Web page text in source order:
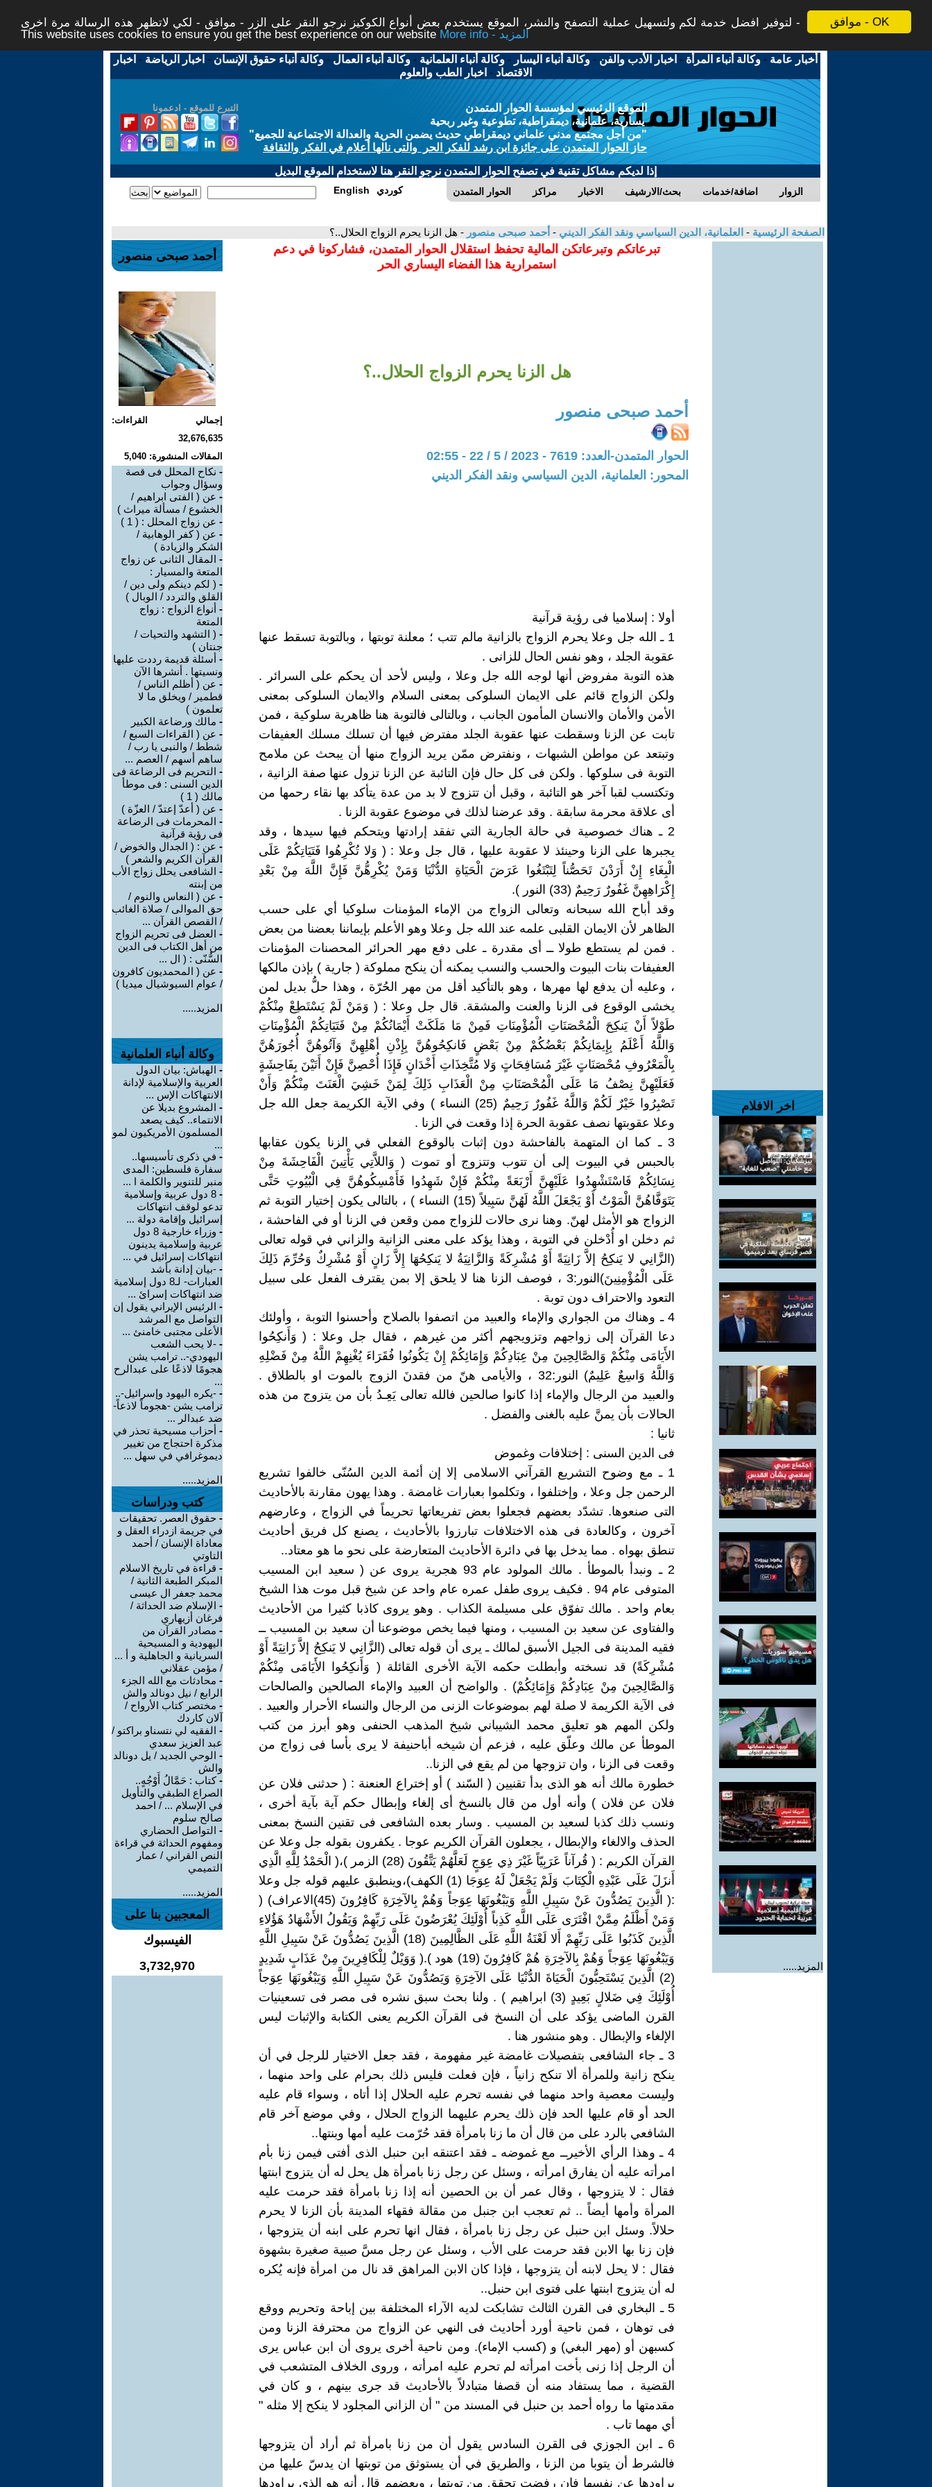
موافق - OK
لتوفير افضل خدمة لكم ولتسهيل عملية التصفح والنشر، الموقع يستخدم بعض أنواع الكوكيز نرجو النقر على الزر - موافق - لكي لاتظهر هذه الرسالة مرة اخرى -
This website uses cookies to ensure you get the best experience on our website
More info - المزيد
أخبار عامة -وكالة أنباء المرأة - اخبار الأدب والفن -وكالة أنباء اليسار -وكالة أنباء العلمانية -وكالة أنباء العمال -وكالة أنباء حقوق الإنسان - اخبار الرياضة - اخبار
الاقتصاد - اخبار الطب والعلوم
التبرع للموقع - ادعمونا
الموقع الرئيسي لمؤسسة الحوار المتمدن
يسارية، علمانية، ديمقراطية، تطوعية وغير ربحية
"من أجل مجتمع مدني علماني ديمقراطي حديث يضمن الحرية والعدالة الاجتماعية للجميع"
حاز الحوار المتمدن على جائزة ابن رشد للفكر الحر والتى نالها أعلام في الفكر والثقافة
إذا لديكم مشاكل تقنية في تصفح الحوار المتمدن نرجو النقر هنا لاستخدام الموقع البديل
الحوار المتمدن مراكز الاخبار بحث/الارشيف اضافة/خدمات الزوار English كوردي
الصفحة الرئيسية - العلمانية، الدين السياسي ونقد الفكر الديني - أحمد صبحى منصور - هل الزنا يحرم الزواج الحلال..؟
اخر الافلام
المزيد.....
تبرعاتكم وتبرعاتكن المالية تحفظ استقلال الحوار المتمدن، فشاركونا في دعم
استمرارية هذا الفضاء اليساري الحر
هل الزنا يحرم الزواج الحلال..؟
أحمد صبحى منصور
الحوار المتمدن-العدد: 7619 - 2023 / 5 / 22 - 02:55
المحور: العلمانية، الدين السياسي ونقد الفكر الديني
أولا : إسلاميا فى رؤية قرآنية
1 ـ الله جل وعلا يحرم الزواج بالزانية مالم تتب ؛ معلنة توبتها ، وبالتوبة تسقط عنها
عقوبة الجلد ، وهو نفس الحال للزانى .
هذه التوبة مفروض أنها لوجه الله جل وعلا ، وليس لأحد أن يحكم على السرائر .
ولكن الزواج قائم على الايمان السلوكى بمعنى السلام والايمان السلوكى بمعنى
الأمن والأمان والانسان المأمون الجانب ، وبالتالى فالتوبة هنا ظاهرية سلوكية ، فمن
تابت عن الزنا وسقطت عنها عقوبة الجلد مفترض فيها أن تسلك مسلك العفيفات
وتبتعد عن مواطن الشبهات ، ونفترض ممّن يريد الزواج منها أن يبحث عن ملامح
التوبة فى سلوكها . ولكن فى كل حال فإن التائبة عن الزنا تزول عنها صفة الزانية ،
وتكتسب لقبا آخر هو التائبة ، وقبل أن تتزوج لا بد من عدة يتأكد بها نقاء رحمها من
أى علاقة محرمة سابقة . وقد عرضنا لذلك في موضوع عقوبة الزنا .
2 ـ هناك خصوصية في حالة الجارية التي تفقد إرادتها ويتحكم فيها سيدها ، وقد
يجبرها على الزنا وحينئذ لا عقوبة عليها ، قال جل وعلا : ( وَلا تُكْرِهُوا فَتَيَاتِكُمْ عَلَى
الْبِغَاءِ إِنْ أَرَدْنَ تَحَصُّناً لِتَبْتَغُوا عَرَضَ الْحَيَاةِ الدُّنْيَا وَمَنْ يُكْرِهُّنَّ فَإِنَّ اللَّهَ مِنْ بَعْدِ
إِكْرَاهِهِنَّ غَفُورٌ رَحِيمٌ (33) النور ).
وقد أباح الله سبحانه وتعالى الزواج من الإماء المؤمنات سلوكيا أي على حسب
الظاهر لأن الايمان القلبى علمه عند الله جل وعلا وهو الأعلم بإيماننا بعضنا من بعض
. فمن لم يستطع طولا ــ أى مقدرة ـ على دفع مهر الحرائر المحصنات المؤمنات
العفيفات بنات البيوت والحسب والنسب يمكنه أن ينكح مملوكة ( جارية ) بإذن مالكها
، وعليه أن يدفع لها مهرها ، وهو بالتأكيد أقل من مهر الحُرّة ، وهذا حلُّ بديل لمن
يخشى الوقوع فى الزنا والعنت والمشقة. قال جل وعلا : ( وَمَنْ لَمْ يَسْتَطِعْ مِنْكُمْ
طَوْلاً أَنْ يَنكِحَ الْمُحْصَنَاتِ الْمُؤْمِنَاتِ فَمِنْ مَا مَلَكَتْ أَيْمَانُكُمْ مِنْ فَتَيَاتِكُمْ الْمُؤْمِنَاتِ
وَاللَّهُ أَعْلَمُ بِإِيمَانِكُمْ بَعْضُكُمْ مِنْ بَعْضٍ فَانكِحُوهُنَّ بِإِذْنِ أهْلِهِنَّ وَآتُوهُنَّ أُجُورَهُنَّ
بِالْمَعْرُوفِ مُحْصَنَاتٍ غَيْرَ مُسَافِحَاتٍ وَلا مُتَّخِذَاتِ أَخْدَانٍ فَإِذَا أُحْصِنَّ فَإِنْ أَتَيْنَ بِفَاحِشَةٍ
فَعَلَيْهِنَّ نِصْفُ مَا عَلَى الْمُحْصَنَاتِ مِنْ الْعَذَابِ ذَلِكَ لِمَنْ خَشِيَ الْعَنَتَ مِنْكُمْ وَأَنْ
تَصْبِرُوا خَيْرٌ لَكُمْ وَاللَّهُ غَفُورٌ رَحِيمٌ (25) النساء ) وفي الآية الكريمة جعل الله جل
وعلا عقوبتها نصف عقوبة الحرة إذا وقعت في الزنا .
3 ـ كما ان المتهمة بالفاحشة دون إثبات بالوقوع الفعلي في الزنا يكون عقابها
بالحبس في البيوت إلى أن تتوب وتتزوج أو تموت ( وَاللاَّتِي يَأْتِينَ الْفَاحِشَةَ مِنْ
نِسَائِكُمْ فَاسْتَشْهِدُوا عَلَيْهِنَّ أَرْبَعَةً مِنْكُمْ فَإِنْ شَهِدُوا فَأَمْسِكُوهُنَّ فِي الْبُيُوتِ حَتَّى
يَتَوَفَّاهُنَّ الْمَوْتُ أَوْ يَجْعَلَ اللَّهُ لَهُنَّ سَبِيلاً (15) النساء ) ، بالتالى يكون إختيار التوبة ثم
الزواج هو الأمثل لهنّ. وهنا نرى حالات للزواج ممن وقعن في الزنا أو في الفاحشة ،
ثم دخلن او أُدْخلن في التوبة ، وهذا يؤكد على معنى الزانية والزاني في قوله تعالى
(الزَّانِي لا يَنكِحُ إلاَّ زَانِيَةً أَوْ مُشْرِكَةً وَالزَّانِيَةُ لا يَنكِحُهَا إِلاَّ زَانٍ أَوْ مُشْرِكٌ وَحُرِّمَ ذَلِكَ
عَلَى الْمُؤْمِنِينَ)النور:3 ، فوصف الزنا هنا لا يلحق إلا بمن يقترف الفعل على سبيل
التعود والاحتراف دون توبة .
4 ـ وهناك من الجواري والإماء والعبيد من اتصفوا بالصلاح وأحسنوا التوبة ، وأولئك
دعا القرآن إلى زواجهم وتزويجهم أكثر من غيرهم ، فقال جل وعلا : ( وَأَنكِحُوا
الأَيَامَى مِنْكُمْ وَالصَّالِحِينَ مِنْ عِبَادِكُمْ وَإِمَائِكُمْ إِنْ يَكُونُوا فُقَرَاءَ يُغْنِهِمْ اللَّهُ مِنْ فَضْلِهِ
وَاللَّهُ وَاسِعٌ عَلِيمٌ) النور:32 ، والأيامى هنّ من فقدنَ الزوج بالموت او بالطلاق .
والعبيد من الرجال والإماء إذا كانوا صالحين فالله تعالى يَعِـدُ بأن من يتزوج من هذه
الحالات بأن يمنَّ عليه بالغنى والفضل .
ثانيا :
فى الدين السنى : إختلافات وغموض
1 ـ مع وضوح التشريع القرآني الاسلامى إلا إن أئمة الدين السُنّى خالفوا تشريع
الرحمن جل وعلا ، وإختلفوا ، وتكلموا بعبارات غامضة . وهذا يهون مقارنة بالأحاديث
التى صنعوها. تشدّد بعضهم فجعلوا بعض تفريعاتها تحريماً في الزواج ، وعارضهم
آخرون ، وكالعادة فى هذه الاختلافات تبارزوا بالأحاديث ، يصنع كل فريق أحاديث
تنطق بهواه . مما يدخل بها في دائرة الأحاديث المتعارضة على نحو ما هو معتاد..
2 ـ ونبدأ بالموطأ . مالك المولود عام 93 هجرية يروى عن ( سعيد ابن المسيب
المتوفى عام 94 . فكيف يروى طفل عمره عام واحد عن شيخ قبل موت هذا الشيخ
بعام واحد . مالك تفوّق على مسيلمة الكذاب . وهو يروى كاذبا كثيرا من الأحاديث
والفتاوى عن سعيد بن المسيب ، ومنها فيما يخص موضوعنا أن سعيد بن المسيب ــ
فقيه المدينة فى الجيل الأسبق لمالك ـ يرى أن قوله تعالى (الزَّانِي لا يَنكِحُ إلاَّ زَانِيَةً أَوْ
مُشْرِكَةً) قد نسخته وأبطلت حكمه الآية الأخرى القائلة ( وَأَنكِحُوا الأَيَامَى مِنْكُمْ
وَالصَّالِحِينَ مِنْ عِبَادِكُمْ وَإِمَائِكُمْ) . والواضح أن العبيد والإماء الصالحين والصالحات
فى الآية الكريمة لا صلة لهم بموضوعات الزنى من الرجال والنساء الأحرار والعبيد .
ولكن المهم هو تعليق محمد الشيباني شيخ المذهب الحنفى وهو أبرز من كتب
الموطأ عن مالك وعلّق عليه ، فزعم أن شيخه أباحنيفة لا يرى بأسا فى زواج من
وقعت فى الزنا ، وان تزوجها من لم يقع في الزنا..
خطورة مالك أنه هو الذى بدأ تقنيين ( السّند ) أو إختراع العنعنة : ( حدثنى فلان عن
فلان عن فلان ) وأنه أول من قال بالنسخ أى إلغاء وإبطال حكم آية بآية أخرى ،
ونسب ذلك كذبا لسعيد بن المسيب . وسار بعده الشافعى فى تقنين النسخ بمعنى
الحذف والالغاء والإبطال ، يجعلون القرآن الكريم عوجا . يكفرون بقوله جل وعلا عن
القرآن الكريم : ( قُرآناً عَرَبِيّاً غَيْرَ ذِي عِوَجٍ لَعَلَّهُمْ يَتَّقُونَ (28) الزمر )،( الْحَمْدُ لِلَّهِ الَّذِي
أَنزَلَ عَلَى عَبْدِهِ الْكِتَابَ وَلَمْ يَجْعَلْ لَهُ عِوَجَا (1) الكهف)،وينطبق عليهم قوله جل وعلا
:( الَّذِينَ يَصُدُّونَ عَنْ سَبِيلِ اللَّهِ وَيَبْغُونَهَا عِوَجاً وَهُمْ بِالآخِرَةِ كَافِرُونَ (45)الاعراف) (
وَمَنْ أَظْلَمُ مِمَّنْ افْتَرَى عَلَى اللَّهِ كَذِباً أُوْلَئِكَ يُعْرَضُونَ عَلَى رَبِّهِمْ وَيَقُولُ الأَشْهَادُ هَؤُلاءِ
الَّذِينَ كَذَبُوا عَلَى رَبِّهِمْ أَلا لَعْنَةُ اللَّهِ عَلَى الظَّالِمِينَ (18) الَّذِينَ يَصُدُّونَ عَنْ سَبِيلِ اللَّهِ
وَيَبْغُونَهَا عِوَجاً وَهُمْ بِالآخِرَةِ هُمْ كَافِرُونَ (19) هود ).( وَوَيْلٌ لِلْكَافِرِينَ مِنْ عَذَابٍ شَدِيدٍ
(2) الَّذِينَ يَسْتَحِبُّونَ الْحَيَاةَ الدُّنْيَا عَلَى الآخِرَةِ وَيَصُدُّونَ عَنْ سَبِيلِ اللَّهِ وَيَبْغُونَهَا عِوَجاً
أُوْلَئِكَ فِي ضَلالٍ بَعِيدٍ (3) ابراهيم ) . ولنا بحث سبق نشره فى مصر فى تسعينيات
القرن الماضى يؤكد على أن النسخ فى القرآن الكريم يعنى الكتابة والإثبات ليس
الإلغاء والإبطال . وهو منشور هنا .
3 ـ جاء الشافعى بتفصيلات غامضة غير مفهومة ، فقد جعل الاختيار للرجل في أن
ينكح زانية وللمرأة ألا تنكح زانياً ، فإن فعلت فليس ذلك بحرام على واحد منهما ،
وليست معصية واحد منهما في نفسه تحرم عليه الحلال إذا أتاه ، وسواء قام عليه
الحد أو قام عليها الحد فإن ذلك يحرم عليهما الزواج الحلال ، وفي موضع آخر قام
الشافعي بالرد على من قال أن ما زنا بامرأة فقد حُرّمت عليه أمها وبنتها..
4 ـ وهذا الرأي الأخيرــ مع غموضه ـ فقد اعتنقه ابن حنبل الذى أفتى فيمن زنا بأم
امرأته عليه أن يفارق امرأته ، وسئل عن رجل زنا بامرأة هل يحل له أن يتزوج ابنتها
فقال : لا يتزوجها ، وقال عمر أن بن الحصين أنه إذا زنا بامرأة فقد حرمت عليه
المرأة وأمها أيضاً .. ثم تعجب ابن جنبل من مقالة فقهاء المدينة بأن الزنا لا يحرم
حلالاً. وسئل ابن حنبل عن رجل زنا بامرأة ، فقال انها تحرم على ابنه أن يتزوجها ،
فإن زنا بها الابن فقد حرمت على الأب ، وسئل عن رجل مسَّ صبية صغيرة بشهوة
فقال : لا يحل لابنه أن يتزوجها ، فإذا كان الابن المراهق قد نال من امرأة فإنه يُكره
له أن يتزوج ابنتها على فتوى ابن حنبل..
5 ـ البخاري فى القرن الثالث تشابكت لديه الآراء المختلفة بين إباحة وتحريم ووقع
فى توهان ، فمن ناحية أورد أحاديث فى النهي عن الزواج من محترفة الزنا ومن
كسبهن أو (مهر البغي) و (كسب الإماء). ومن ناحية أخرى يروى أن ابن عباس يرى
أن الرجل إذا زنى بأخت امرأته لم تحرم عليه امرأته ، وروى الخلاف المتشعب في
القضية ، مما يستفاد منه أن قصفا متبادلاً بالأحاديث قد جرى بينهم ، و كان في
مقدمتها ما رواه أحمد بن حنبل في المسند من " أن الزاني المجلود لا ينكح إلا مثله "
أي مهما تاب .
6 ـ ابن الجوزي فى القرن السادس يقول أن من زنا بامرأة ثم أراد أن يتزوجها
فالشرط أن يتوبا من الزنا ، والطريق في أن يستوثق من توبتها ان يدسّ عليها من
يراودها عن نفسها فإن رفضت تحقق من توبتها ، وبعضهم قال أنه هو الذي يراودها
أحمد صبحى منصور
إجمالي القراءات:
32,676,635
المقالات المنشورة: 5,040
- نكاح المحلل فى قصة
وسؤال وجواب
- عن ( الفتى ابراهيم /
الخشوع / مسألة ميراث )
- عن زواج المحلل : ( 1 )
- عن ( كفر الوهابية /
الشكر والزيادة )
- المقال الثانى عن زواج
المتعة والمسيار :
- ( لكم دينكم ولى دين /
القلق والتردد / الوبال )
- أنواع الزواج : زواج
المتعة
- ( التشهد والتحيات /
جنتان )
- أسئلة قديمة رددت عليها
ونسيتها . أنشرها الآن
- عن ( أظلم الناس /
قطمير / ويخلق ما لا
تعلمون )
- مالك ورضاعة الكبير
- عن ( القراءات السبع /
شطط / والنبى يا رب /
ساهم أسهم / العصم ...
- التحريم فى الرضاعة فى
الدين السنى : فى موطأ
مالك ( 1 )
- عن ( أعدّ إعتدّ / العزّة )
- المحرمات فى الرضاعة
فى رؤية قرآنية
- عن : ( الجدال والخوض /
القرآن الكريم والشعر )
- الشافعى يحلل زواج الأب
من إبنته
- عن ( النعاس والنوم /
حق الموالى / صلاة الغائب
/ القصص القرآن ...
- العضل فى تحريم الزواج
من أهل الكتاب فى الدين
السُّنّى : ( ال ...
- عن ( المحمديون كافرون
/ عوام السيوشيال ميديا )
المزيد.....
وكالة أنباء العلمانية
- الهباش: بيان الدول
العربية والإسلامية لإدانة
الانتهاكات الإس ...
- المشروع بديلا عن
الانتماء.. كيف يصعد
المسلمون الأمريكيون لمو
...
- في ذكرى تأسيسها..
سفارة فلسطين: المدى
منبر للتنوير والكلمة ا ...
-
8 دول عربية وإسلامية
تدعو لوقف انتهاكات
إسرائيل وإقامة دولة ...
-
وزراء خارجية 8 دول
عربية وإسلامية يدينون
انتهاكات إسرائيل في ...
- -بيان إدانة بأشد
العبارات- لـ8 دول إسلامية
ضد انتهاكات إسرائ ...
- الرئيس الإيراني يقول إن
التواصل مع المرشد
الأعلى مجتبى خامنئ ...
- -لا يحب الشعب
اليهودي-.. ترامب يشن
هجومًا لاذعًا على عبدالرح
...
- -يكره اليهود وإسرائيل-..
ترامب يشن -هجوماً لاذعاً-
ضد عبدالر ...
- أحزاب مسيحية تحذر في
مذكرة احتجاج من تغيير
ديموغرافي في سهل ...
المزيد.....
كتب ودراسات
- حقوق العصر. تحقيقات
في جريمة ازدراء العقل و
معاداة الإنسان / أحمد
التاوتي
- قراءة في تاريخ الاسلام
المبكر الطبعة الثانية /
محمد جعفر ال عيسى
- الإسلام ضد الحداثة /
فرغان أزيهاري
- مصادر القرآن من
اليهودية و المسيحية
السريانية و الجاهلية و أ ...
/ مؤمن عقلاني
- محادثات مع الله الجزء
الرابع / نيل دونالد والش
- مختصر كتاب الأرواح /
آلان كاردك
- الفقيه لي نتسناو براكتو /
عبد العزيز سعدي
- الوحي الجديد / يل دونالد
والش
-كتاب : حَمَّالُ أَوْجُهٍ..
الصراع الطبقي والتأويل
في الإسلام ... / احمد
صالح سلوم
- التواصل الحضاري
ومفهوم الحداثة في قراءة
النص القراني / عمار
التميمي
المزيد.....
المعجبين بنا على
الفيسبوك
3,732,970